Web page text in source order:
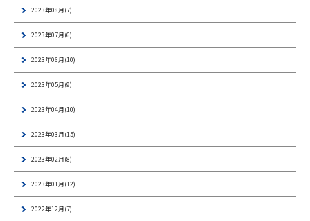
2023年08月(7)
2023年07月(6)
2023年06月(10)
2023年05月(9)
2023年04月(10)
2023年03月(15)
2023年02月(8)
2023年01月(12)
2022年12月(7)